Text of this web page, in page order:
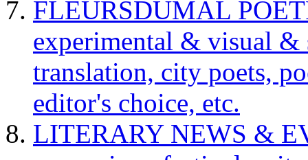
FLEURSDUMAL
experimental & visual &
translation, city poets,
editor's choice, etc.
LITERARY NEWS &